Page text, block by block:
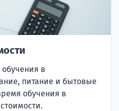
обучения в
питание и бытовые
обучения в